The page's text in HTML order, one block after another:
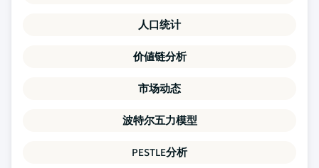
人口统计
价値链分析
市场动态
波特尔五力模型
PESTLE分析